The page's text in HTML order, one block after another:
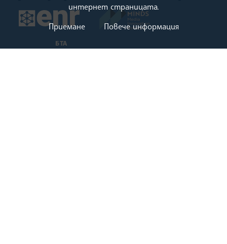
European Newsroom MINDS Media
БТА
интернет страницата.
Приемане
Повече информация